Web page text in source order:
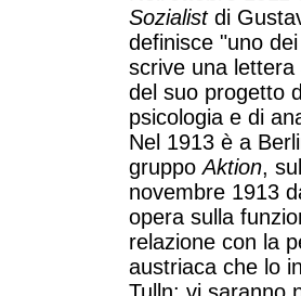
Sozialist di
definisce "uno
scrive una
del suo progetto
psicologia e di
Nel 1913 è a
gruppoAktion,
novembre 1913
opera sulla
relazione con la
austriaca che lo